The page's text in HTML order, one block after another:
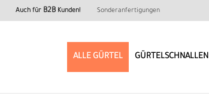
Auch für B2B Kunden! Sonderanfertigungen
ALLE GÜRTEL GÜRTELSCHNALLEN